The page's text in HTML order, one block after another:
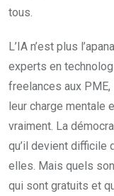
tous.
L’IA n’est plus
experts en
freelances aux
leur charge mentale
vraiment. La
qu’il devient difficile
elles. Mais quels
qui sont gratuits et